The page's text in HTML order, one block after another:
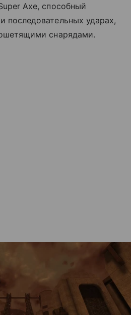
Axe, способный
последовательных ударах,
снарядами.